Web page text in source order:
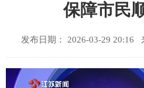
保障市民
发布日期： 2026-03-29 20:16